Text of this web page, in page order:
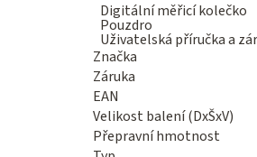
Digitální měřicí kolečko
Pouzdro
Uživatelská příručka a
Značka
Záruka
EAN
Velikost balení (DxŠxV)
Přepravní hmotnost